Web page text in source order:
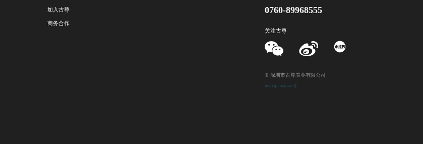
加入古尊
商务合作
0760-89968555
关注古尊
© 深圳市古尊表业有限公司
粤ICP备17045582号